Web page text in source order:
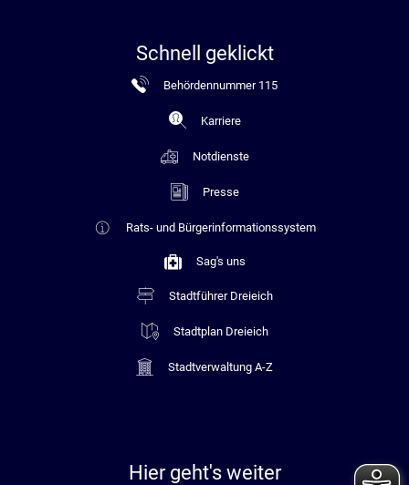
Schnell geklickt
Behördennummer 115
Karriere
Notdienste
Presse
Rats- und Bürgerinformationssystem
Sag's uns
Stadtführer Dreieich
Stadtplan Dreieich
Stadtverwaltung A-Z
Hier geht's weiter